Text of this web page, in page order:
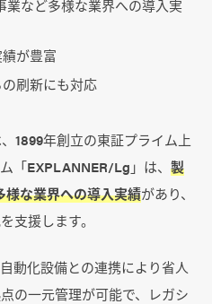
業など多様な業界への導入実
が豊富
刷新にも対応
1899年創立の東証プライム上
「EXPLANNER/Lg」は、 製
な業界への導入実績があり、
支援します。
動化設備との連携により省人
の一元管理が可能で、レガシ